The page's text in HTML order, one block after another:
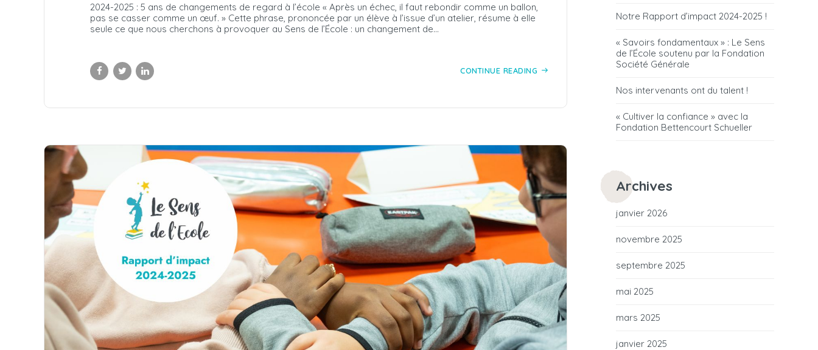
2024-2025 : 5 ans de changements de regard à l’école « Après un échec, il faut rebondir comme un ballon,
pas se casser comme un œuf. » Cette phrase, prononcée par un élève à l’issue d’un atelier, résume à elle
seule ce que nous cherchons à provoquer au Sens de l’École : un changement de...
CONTINUE READING
Notre Rapport d’impact 2024-2025 !
« Savoirs fondamentaux » : Le Sens
de l’École soutenu par la Fondation
Société Générale
Nos intervenants ont du talent !
« Cultiver la confiance » avec la
Fondation Bettencourt Schueller
Archives
janvier 2026
novembre 2025
septembre 2025
mai 2025
mars 2025
janvier 2025